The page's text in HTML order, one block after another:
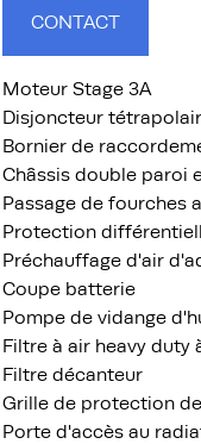
CONTACT
Moteur Stage 3A
Disjoncteur
Bornier de
Châssis double paroi
Passage de fourches
Protection
Préchauffage d'air
Coupe batterie
Pompe de vidange
Filtre à air heavy
Filtre décanteur
Grille de protection
Porte d'accès au